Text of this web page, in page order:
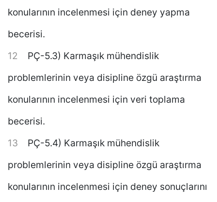
konularının incelenmesi için deney yapma
becerisi.
PÇ-5.3) Karmaşık mühendislik
problemlerinin veya disipline özgü araştırma
konularının incelenmesi için veri toplama
becerisi.
PÇ-5.4) Karmaşık mühendislik
problemlerinin veya disipline özgü araştırma
konularının incelenmesi için deney sonuçlarını